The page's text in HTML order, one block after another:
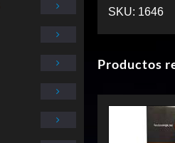
SKU: 1646
Productos